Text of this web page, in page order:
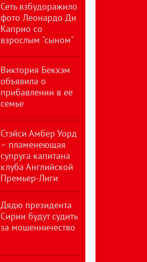
Сеть взбудоражило
фото Леонардо Ди
Каприо со
взрослым "сыном"
Виктория Бекхэм
объявила о
прибавлении в ее
семье
Стэйси Амбер Уорд
– пламенеющая
супруга капитана
клуба Английской
Премьер-Лиги
Дядю президента
Сирии будут судить
за мошенничество